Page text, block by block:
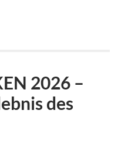
2026 –
des